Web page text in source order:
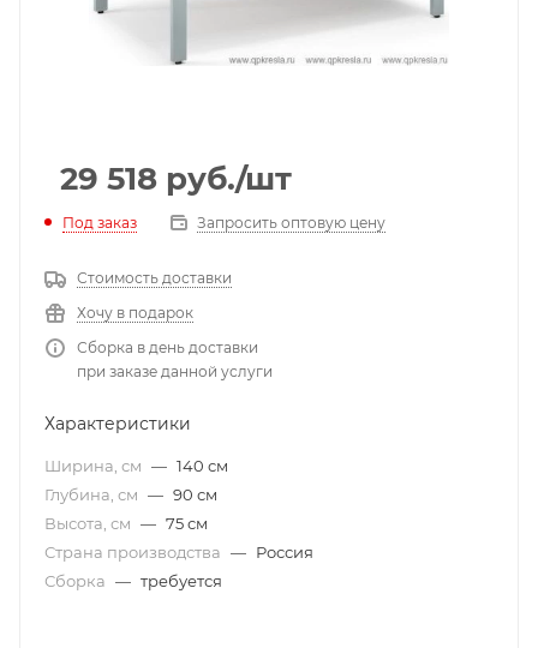
29 518 руб./шт
Под заказ Запросить оптовую цену
Стоимость доставки
Хочу в подарок
Сборка в день доставки
при заказе данной услуги
Характеристики
Ширина, см — 140 см
Глубина, см — 90 см
Высота, см — 75 см
Страна производства — Россия
Сборка — требуется